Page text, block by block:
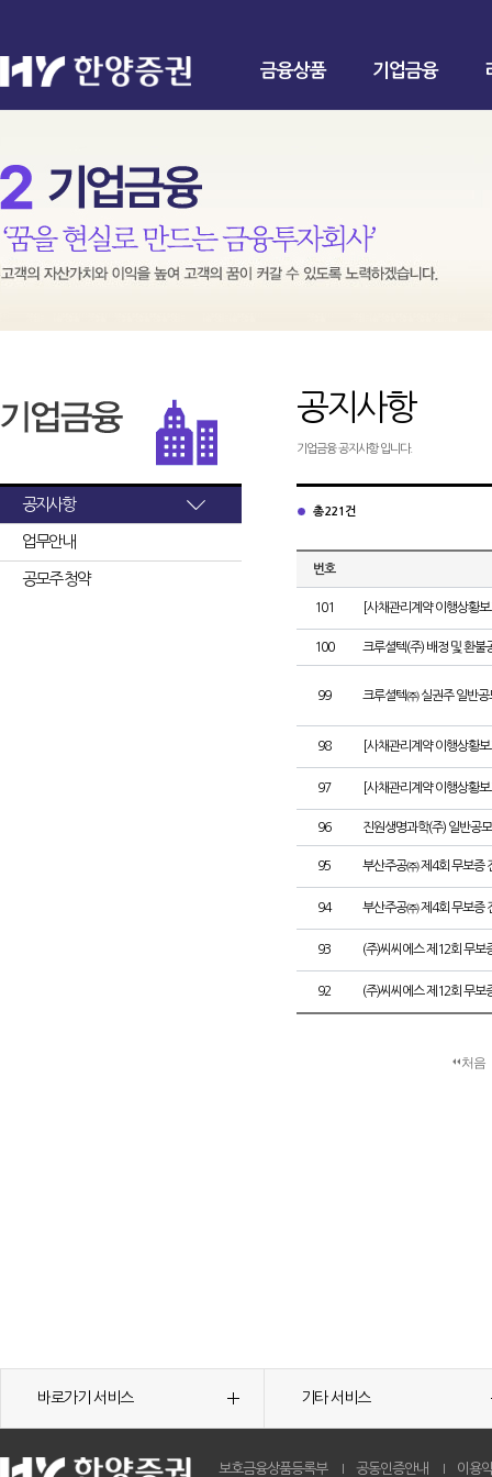
금융상품 기업금융
공지사항
업무안내
공모주 청약
공지사항
기업금융 공지사항 입니다.
총 221건
번호
101 [사채관리계약 이행상황
100 크루셜텍(주) 배정 및 환불
99 크루셜텍㈜ 실권주 일반공
98 [사채관리계약 이행상황
97 [사채관리계약 이행상황
96 진원생명과학(주) 일반공
95 부산주공㈜ 제4회 무보증
94 부산주공㈜ 제4회 무보증
93 (주)씨씨에스 제12회 무보
92 (주)씨씨에스 제12회 무보
처음
바로가기 서비스 기타 서비스
보호금융상품등록부 공동인증안내 이용